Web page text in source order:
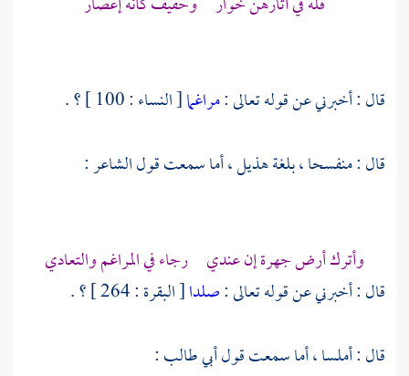
قال : أخبرني عن قوله تعالى :مراغما[ النساء : 100 ] ؟ .
قال : منفسحا ، بلغةهذيل، أما سمعت قول الشاعر :
وأترك أرض جهرة إن عندي رجاء في المراغم والتعادي
قال : أخبرني عن قوله تعالى :صلدا[ البقرة : 264 ] ؟ .
قال : أملسا ، أما سمعت قولأبي طالب: